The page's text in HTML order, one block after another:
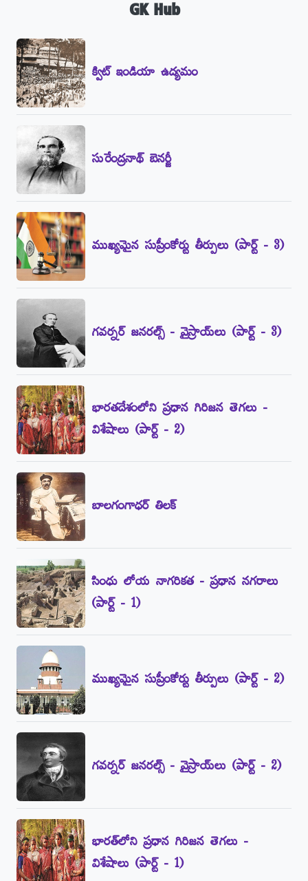
GK Hub
క్విట్‌ ఇండియా ఉద్యమం
సురేంద్రనాథ్‌ బెనర్జీ
ముఖ్యమైన సుప్రీంకోర్టు తీర్పులు (పార్ట్‌ - 3)
గవర్నర్‌ జనరల్స్‌ - వైస్రాయ్‌లు (పార్ట్‌ - 3)
భారతదేశంలోని ప్రధాన గిరిజన తెగలు -
విశేషాలు (పార్ట్‌ - 2)
బాలగంగాధర్‌ తిలక్‌
సింధు లోయ నాగరికత - ప్రధాన నగరాలు
(పార్ట్‌ - 1)
ముఖ్యమైన సుప్రీంకోర్టు తీర్పులు (పార్ట్‌ - 2)
గవర్నర్‌ జనరల్స్‌ - వైస్రాయ్‌లు (పార్ట్‌ - 2)
భారత్‌లోని ప్రధాన గిరిజన తెగలు -
విశేషాలు (పార్ట్‌ - 1)